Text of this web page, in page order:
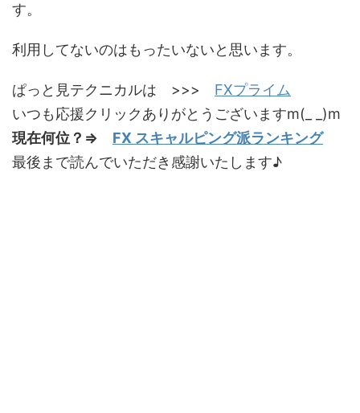
す。
利用してないのはもったいないと思います。
ぱっと見テクニカルは >>> FXプライム
いつも応援クリックありがとうございますm(_ _)m
現在何位？⇒
FX スキャルピング派ランキング
最後まで読んでいただき感謝いたします♪